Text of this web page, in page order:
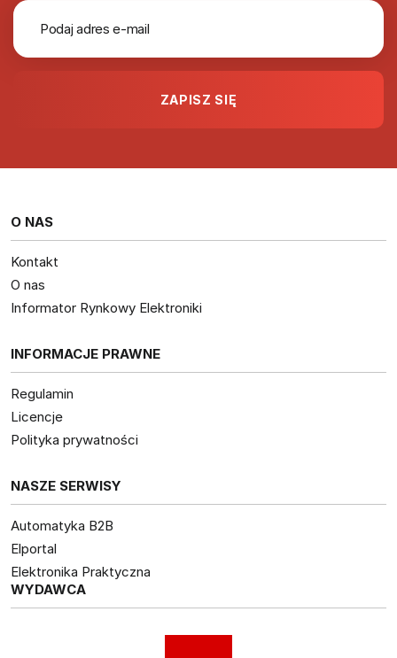
O NAS
Kontakt
O nas
Informator Rynkowy Elektroniki
INFORMACJE PRAWNE
Regulamin
Licencje
Polityka prywatności
NASZE SERWISY
Automatyka B2B
Elportal
Elektronika Praktyczna
WYDAWCA